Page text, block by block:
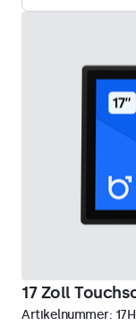
17 Zoll
Artikelnummer: